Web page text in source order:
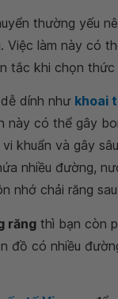
thường yếu
Việc làm này có
tắc khi chọn thức
dính như khoai
này có thể gây
khuẩn và gây
nhiều đường,
nhớ chải răng
răng thì bạn còn
đồ có nhiều